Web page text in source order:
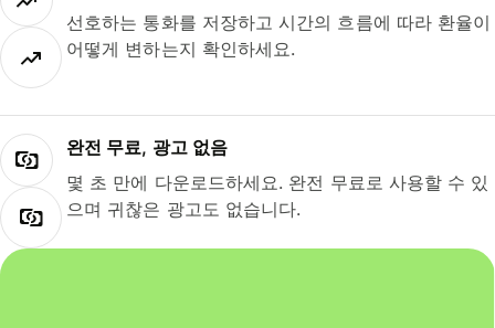
선호하는 통화를 저장하고 시간의 흐름에 따라 환율이
어떻게 변하는지 확인하세요.
완전 무료, 광고 없음
몇 초 만에 다운로드하세요. 완전 무료로 사용할 수 있
으며 귀찮은 광고도 없습니다.